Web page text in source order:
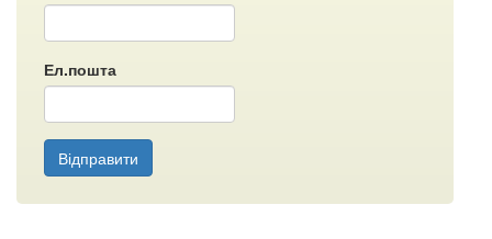
Ел.пошта
Відправити